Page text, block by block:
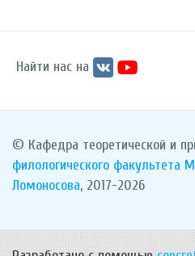
Найти нас на
© Кафедра теоретической и
филологического факультета
Ломоносова, 2017-2026